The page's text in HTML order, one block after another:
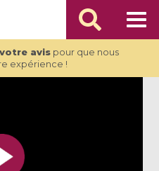
avispour que nous
expérience !